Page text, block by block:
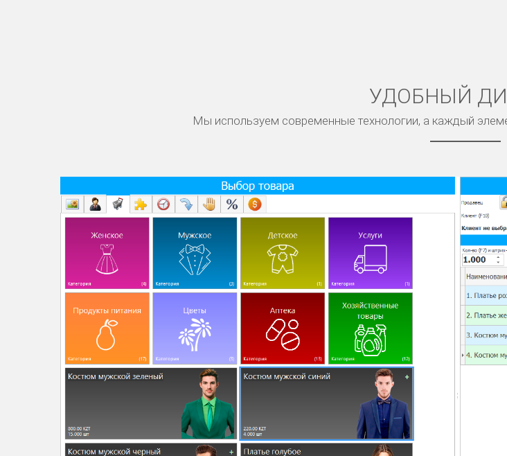
УДОБНЫЙ
Мы используем современные технологии, а каждый